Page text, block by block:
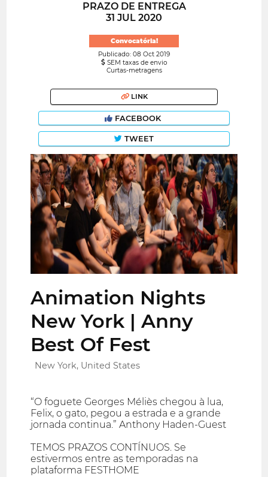
PRAZO DE ENTREGA
31 JUL 2020
Convocatória!
Publicado: 08 Oct 2019
SEM taxas de envio
Curtas-metragens
LINK
FACEBOOK
TWEET
Animation Nights
New York | Anny
Best Of Fest
New York, United States
“O foguete Georges Méliès chegou à lua,
Felix, o gato, pegou a estrada e a grande
jornada continua.” Anthony Haden-Guest
TEMOS PRAZOS CONTÍNUOS. Se
estivermos entre as temporadas na
plataforma FESTHOME